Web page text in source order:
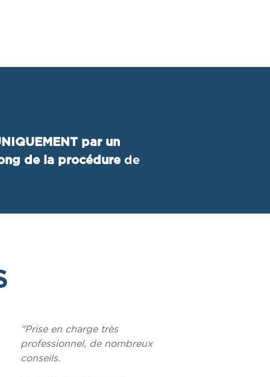
par un
de la procédurede
"Prise en charge très
professionnel, de nombreux
conseils.